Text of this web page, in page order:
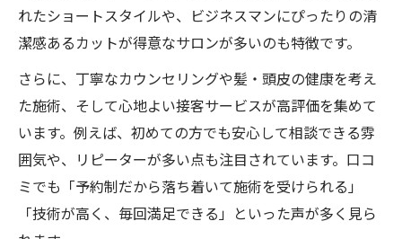
れたショートスタイルや、ビジネスマンにぴったりの清
潔感あるカットが得意なサロンが多いのも特徴です。
さらに、丁寧なカウンセリングや髪・頭皮の健康を考え
た施術、そして心地よい接客サービスが高評価を集めて
います。例えば、初めての方でも安心して相談できる雰
囲気や、リピーターが多い点も注目されています。口コ
ミでも「予約制だから落ち着いて施術を受けられる」
「技術が高く、毎回満足できる」といった声が多く見ら